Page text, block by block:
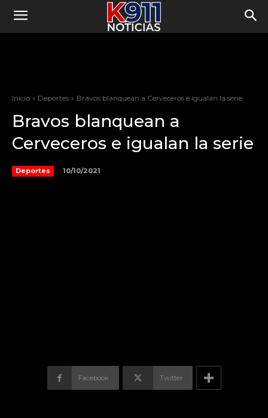
Inicio Deportes Bravos blanquean a Cerveceros e igualan la serie
Bravos blanquean a
Cerveceros e igualan la serie
Deportes 10/10/2021
Facebook Twitter